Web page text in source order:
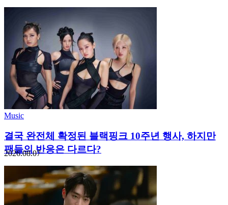
Music
결국 완전체 확정된 블랙핑크 10주년 행사, 하지만
팬들의 반응은 다르다?
2026.08.07